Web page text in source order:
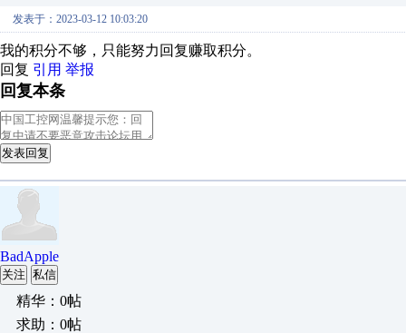
发表于：2023-03-12 10:03:20
我的积分不够，只能努力回复赚取积分。
回复 引用 举报
回复本条
发表回复
BadApple
关注 私信
精华：0帖
求助：0帖